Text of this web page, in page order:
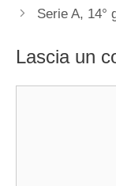
Serie A, 14°
Lascia un